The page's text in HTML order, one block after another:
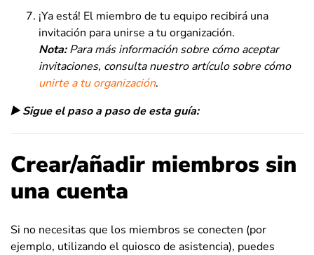
¡Ya está! El miembro de tu equipo recibirá una
invitación para unirse a tu organización.
Nota:Para más información sobre cómo aceptar
invitaciones, consulta nuestro artículo sobre cómo
unirte a tu organización.
▶️ Sigue el paso a paso de esta guía:
Crear/añadir miembros sin
una cuenta
Si no necesitas que los miembros se conecten (por
ejemplo, utilizando el quiosco de asistencia), puedes